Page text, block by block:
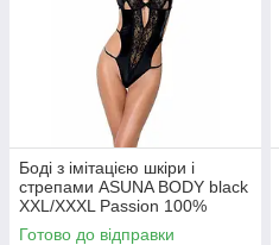
Боді з імітацією шкіри і
стрепами ASUNA BODY black
XXL/XXXL Passion 100%
Анонімності
Готово до відправки